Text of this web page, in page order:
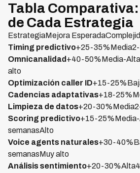
Tabla
de Cada Estrategia
EstrategiaMejora
Timing predictivo+25-
Omnicanalidad+40-50%Media-
alto
Optimización caller ID+15-
Cadencias adaptativas+18-
Limpieza de datos+20-
Scoring predictivo+15-
semanasAlto
Voice agents naturales+30-
semanasMuy alto
Análisis sentimiento+20-